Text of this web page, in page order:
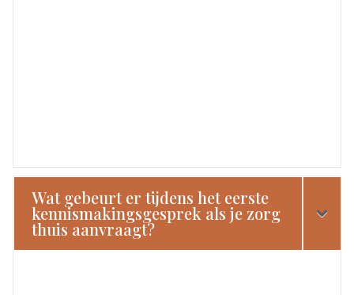
Wat gebeurt er tijdens het eerste
kennismakingsgesprek als je zorg
thuis aanvraagt?